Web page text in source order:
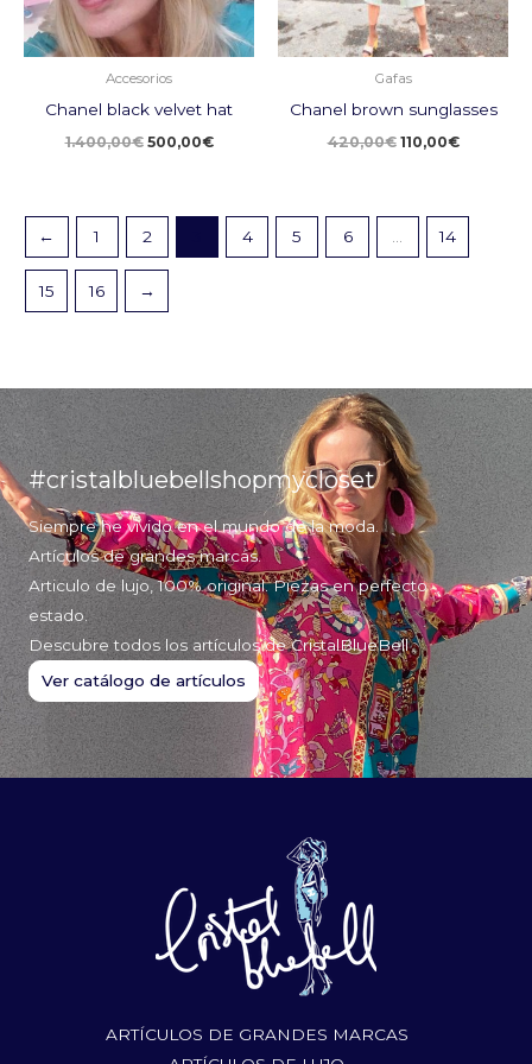
Accesorios
Chanel black velvet hat
1.400,00€ 500,00€
Gafas
Chanel brown sunglasses
420,00€ 110,00€
← 1 2 4 5 6 14
15 16 →
#cristalbluebellshopmycloset
Siempre he vivido en el mundo de la moda.
Artículos de grandes marcas.
Articulo de lujo, 100% original. Piezas en perfecto
estado.
Descubre todos los artículos de CristalBlueBell
Ver catálogo de artículos
ARTÍCULOS DE GRANDES MARCAS